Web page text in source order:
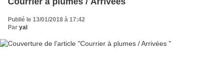
Publié le 13/01/2018 à 17:42
Par yal